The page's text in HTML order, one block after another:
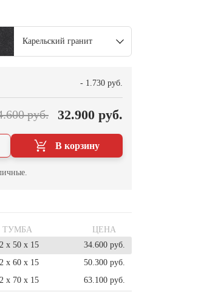
Карельский гранит
- 1.730 руб.
руб. 32.900 руб.
В корзину
ТУМБА
ЦЕНА
x 50 x 15
34.600 руб.
x 60 x 15
50.300 руб.
x 70 x 15 63.100 руб.